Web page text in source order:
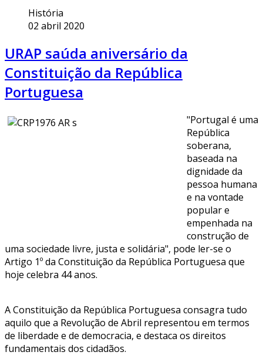
História
02 abril 2020
URAP saúda aniversário da
Constituição da República
Portuguesa
"Portugal é uma
República
soberana,
baseada na
dignidade da
pessoa humana
e na vontade
popular e
empenhada na
construção de
uma sociedade livre, justa e solidária", pode ler-se o
Artigo 1º da Constituição da República Portuguesa que
hoje celebra 44 anos.
A Constituição da República Portuguesa consagra tudo
aquilo que a Revolução de Abril representou em termos
de liberdade e de democracia, e destaca os direitos
fundamentais dos cidadãos.